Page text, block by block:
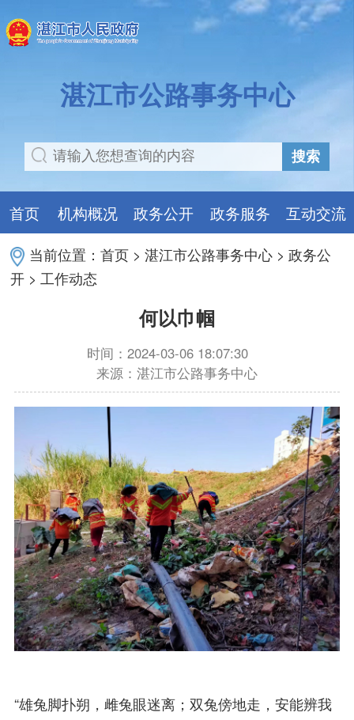
湛江市公路事务中心
搜索
首页 机构概况 政务公开 政务服务 互动交流
当前位置：首页 >湛江市公路事务中心 >政务公
开 > 工作动态
何以巾帼
时间：2024-03-06 18:07:30
来源：湛江市公路事务中心
“雄兔脚扑朔，雌兔眼迷离；双兔傍地走，安能辨我